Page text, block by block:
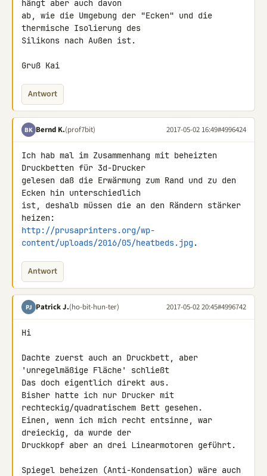
hängt aber auch davon
ab, wie die Umgebung der "Ecken" und die
thermische Isolierung des
Silikons nach Außen ist.
Gruß Kai
Antwort
BK Bernd K.(prof7bit) 2017-05-02 16:49#4996424
Ich hab mal im Zusammenhang mit beheizten
Druckbetten für 3d-Drucker
gelesen daß die Erwärmung zum Rand und zu den
Ecken hin unterschiedlich
ist, deshalb müssen die an den Rändern stärker
http://prusaprinters.org/wp-
content/uploads/2016/05/heatbeds.jpg .
Antwort
PJ Patrick J.(ho-bit-hun-ter) 2017-05-02 20:45#4996742
Hi
Dachte zuerst auch an Druckbett, aber
'unregelmäßige Fläche' schließt
Das doch eigentlich direkt aus.
Bisher hatte ich nur Drucker mit
rechteckig/quadratischem Bett gesehen.
Einen, wenn ich mich recht entsinne, war
dreieckig, da wurde der
Druckkopf aber an drei Linearmotoren geführt.
Spiegel beheizen (Anti-Kondensation) wäre auch